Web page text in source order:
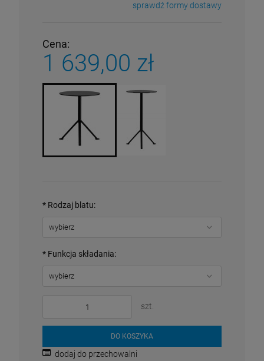
Cena nie zawiera ewentualnych kosztów płatności
sprawdź formy dostawy
Cena:
1 639,00 zł
* Rodzaj blatu:
* Funkcja składania:
szt.
DO KOSZYKA
dodaj do przechowalni